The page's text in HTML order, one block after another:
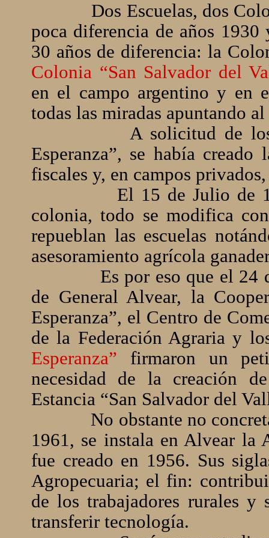
Dos Escuelas, dos
poca diferencia de años
30 años de diferencia: la
Colonia “San Salvador del
en el campo argentino y en
todas las miradas apuntando
A solicitud de
Esperanza”, se había
fiscales y, en campos
El 15 de Julio de
colonia, todo se modifica
repueblan las escuelas
asesoramiento agrícola
Es por eso que el 24
de General Alvear, la
Esperanza”, el Centro de
de la Federación Agraria y
Esperanza” firmaron un
necesidad de la creación
Estancia “San Salvador del
No obstante no
1961, se instala en Alvear la
fue creado en 1956. Sus
Agropecuaria; el fin:
de los trabajadores rurales
transferir tecnología.